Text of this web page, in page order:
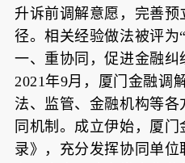
升诉前调解意愿，完善
径。相关经验做法被评为
一、重协同，促进金融
2021年9月，厦门金融调
法、监管、金融机构等
同机制。成立伊始，厦
录》，充分发挥协同单